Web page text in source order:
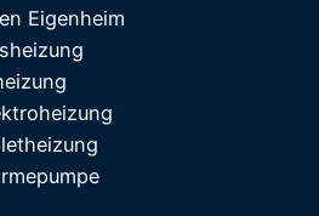
Eigenheim